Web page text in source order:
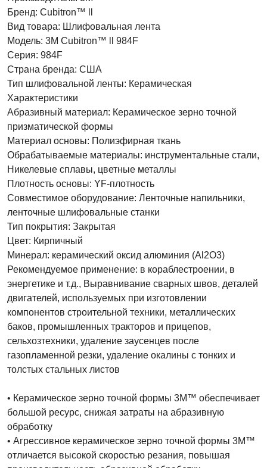
Бренд: Cubitron™ ll
Вид товара: Шлифовальная лента
Модель: 3M Cubitron™ ll 984F
Серия: 984F
Страна бренда: США
Тип шлифовальной ленты: Керамическая
Характеристики
Абразивный материал: Керамическое зерно точной
призматической формы
Материал основы: Полиэфирная ткань
Обрабатываемые материалы: инструментальные стали,
Никелевые сплавы, цветные металлы
Плотность основы: YF-плотность
Совместимое оборудование: Ленточные напильники,
ленточные шлифовальные станки
Тип покрытия: Закрытая
Цвет: Кирпичный
Минерал: керамический оксид алюминия (Al2O3)
Рекомендуемое применение: в кораблестроении, в
энергетике и т.д., Выравнивание сварных швов, деталей
двигателей, используемых при изготовлении
компонентов строительной техники, металлических
баков, промышленных тракторов и прицепов,
сельхозтехники, удаление заусенцев после
газопламенной резки, удаление окалины с тонких и
толстых стальных листов
• Керамическое зерно точной формы 3M™ обеспечивает
большой ресурс, снижая затраты на абразивную
обработку
• Агрессивное керамическое зерно точной формы 3M™
отличается высокой скоростью резания, повышая